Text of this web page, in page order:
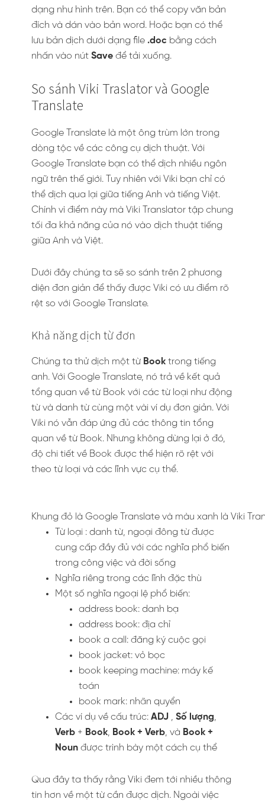
dạng như hình trên. Bạn có thể copy văn bản
đích và dán vào bản word. Hoặc bạn có thể
lưu bản dịch dưới dạng file .doc bằng cách
nhấn vào nút Save để tải xuống.
So sánh Viki Traslator và Google
Translate
Google Translate là một ông trùm lớn trong
dòng tộc về các công cụ dịch thuật. Với
Google Translate bạn có thể dịch nhiều ngôn
ngữ trên thế giới. Tuy nhiên với Viki bạn chỉ có
thể dịch qua lại giữa tiếng Anh và tiếng Việt.
Chính vì điểm này mà Viki Translator tập chung
tối đa khả năng của nó vào dịch thuật tiếng
giữa Anh và Việt.
Dưới đây chúng ta sẽ so sánh trên 2 phương
diện đơn giản để thấy được Viki có ưu điểm rõ
rệt so với Google Translate.
Khả năng dịch từ đơn
Chúng ta thử dịch một từ Book trong tiếng
anh. Với Google Translate, nó trả về kết quả
tổng quan về từ Book với các từ loại như động
từ và danh từ cùng một vài ví dụ đơn giản. Với
Viki nó vẫn đáp ứng đủ các thông tin tổng
quan về từ Book. Nhưng không dừng lại ở đó,
độ chi tiết về Book được thể hiện rõ rệt với
theo từ loại và các lĩnh vực cụ thể.
Khung đỏ là Google Translate và màu xanh là Viki
Từ loại : danh từ, ngoại đông từ được
cung cấp đầy đủ với các nghĩa phổ biến
trong công việc và đời sống
Nghĩa riêng trong các lĩnh đặc thù
Một số nghĩa ngoại lệ phổ biến:
address book: danh bạ
address book: địa chỉ
book a call: đăng ký cuộc gọi
book jacket: vỏ bọc
book keeping machine: máy kế
toán
book mark: nhãn quyển
Các ví dụ về cấu trúc: ADJ , Số lượng,
Verb + Book, Book + Verb, và Book +
Noun được trình bày một cách cụ thể
Qua đây ta thấy rằng Viki đem tới nhiều thông
tin hơn về một từ cần được dịch. Ngoài việc